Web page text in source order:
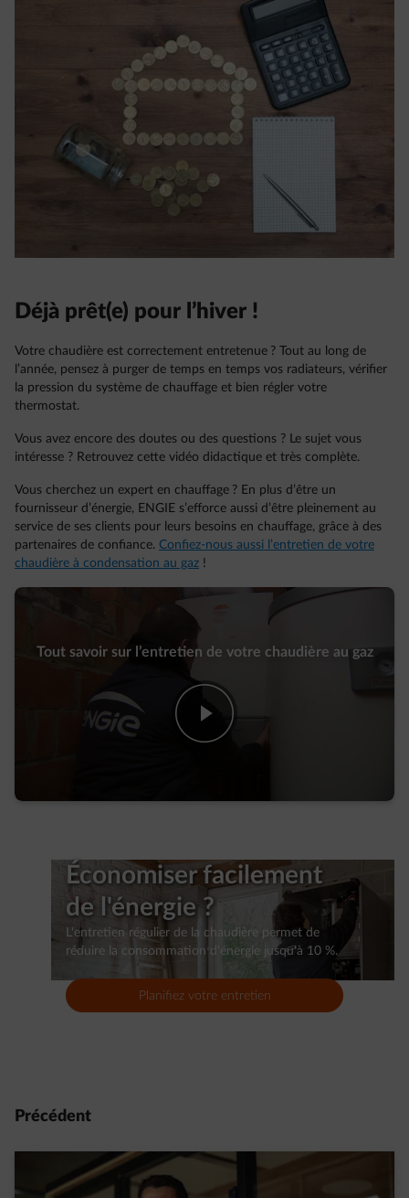
Déjà prêt(e) pour l’hiver !
Votre chaudière est correctement entretenue ? Tout au long de
l’année, pensez à purger de temps en temps vos radiateurs, vérifier
la pression du système de chauffage et bien régler votre
thermostat.
Vous avez encore des doutes ou des questions ? Le sujet vous
intéresse ? Retrouvez cette vidéo didactique et très complète.
Vous cherchez un expert en chauffage ? En plus d’être un
fournisseur d’énergie, ENGIE s’efforce aussi d’être pleinement au
service de ses clients pour leurs besoins en chauffage, grâce à des
partenaires de confiance. Confiez-nous aussi l’entretien de votre
chaudière à condensation au gaz !
Tout savoir sur l’entretien de votre chaudière au gaz
play-fwd
Économiser facilement
de l'énergie ?
L'entretien régulier de la chaudière permet de
réduire la consommation d'énergie jusqu'à 10 %.
Planifiez votre entretien
Précédent